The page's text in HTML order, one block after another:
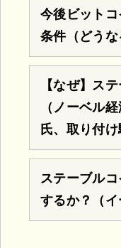
今後ビット
条件（どうな
【なぜ】ス
（ノーベル
氏、取り付け
ステーブル
するか？（イ